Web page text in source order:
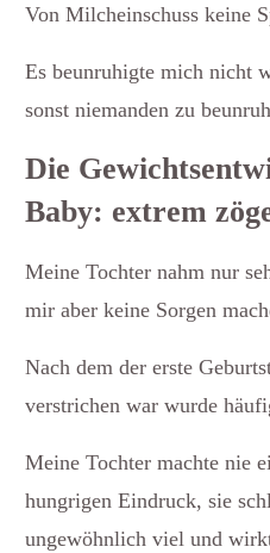
Von Milcheinschuss keine
Es beunruhigte mich nicht
sonst niemanden zu
Die
Baby: extrem
Meine Tochter nahm nur
mir aber keine Sorgen
Nach dem der erste
verstrichen war wurde
Meine Tochter machte nie
hungrigen Eindruck, sie
ungewöhnlich viel und